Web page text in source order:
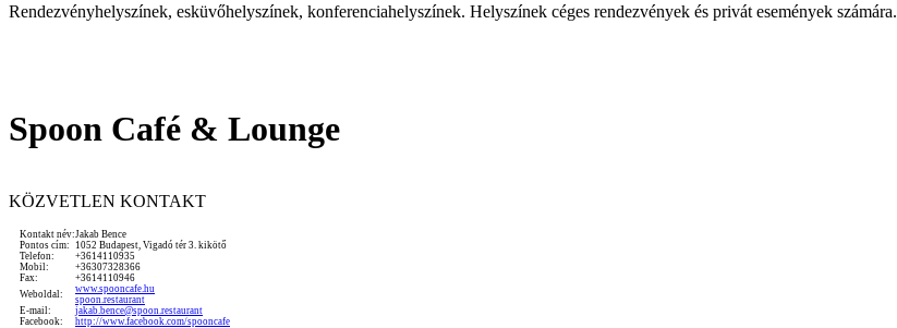
Rendezvényhelyszínek, esküvőhelyszínek, konferenciahelyszínek. Helyszínek céges rendezvények és privát események számára.
Spoon Café & Lounge
KÖZVETLEN KONTAKT
Kontakt név: Jakab Bence
Pontos cím:
1052 Budapest, Vigadó tér 3. kikötő
Telefon:
+3614110935
Mobil:
+36307328366
Fax:
+3614110946
Weboldal:
www.spooncafe.hu
spoon.restaurant
E-mail:
jakab.bence@spoon.restaurant
Facebook:
http://www.facebook.com/spooncafe